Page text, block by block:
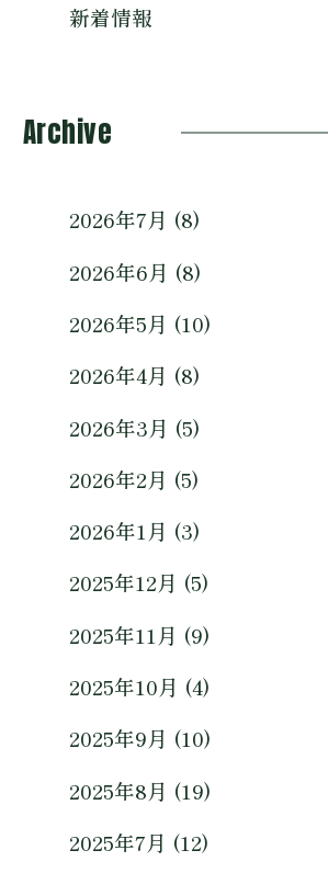
新着情報
Archive
2026年7月 (8)
2026年6月 (8)
2026年5月 (10)
2026年4月 (8)
2026年3月 (5)
2026年2月 (5)
2026年1月 (3)
2025年12月 (5)
2025年11月 (9)
2025年10月 (4)
2025年9月 (10)
2025年8月 (19)
2025年7月 (12)